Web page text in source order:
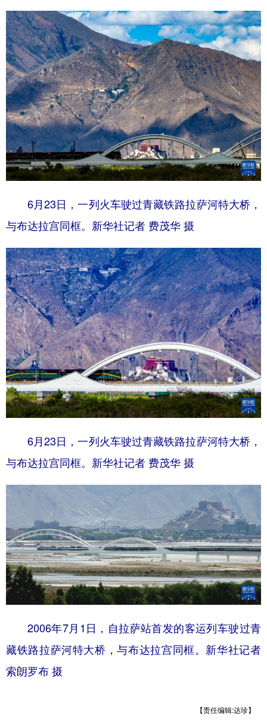
6月23日，一列火车驶过青藏铁路拉萨河特大桥，
与布达拉宫同框。新华社记者 费茂华 摄
6月23日，一列火车驶过青藏铁路拉萨河特大桥，
与布达拉宫同框。新华社记者 费茂华 摄
2006年7月1日，自拉萨站首发的客运列车驶过青
藏铁路拉萨河特大桥，与布达拉宫同框。新华社记者
索朗罗布 摄
【责任编辑:达珍】